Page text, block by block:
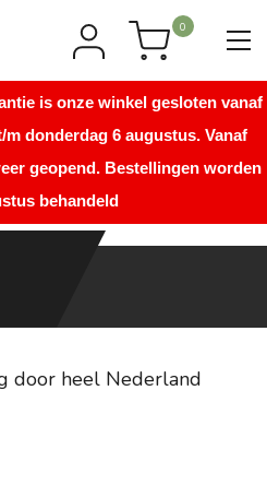
is onze winkel gesloten vanaf
donderdag 6 augustus. Vanaf
geopend. Bestellingen worden
behandeld
0
leverbaar